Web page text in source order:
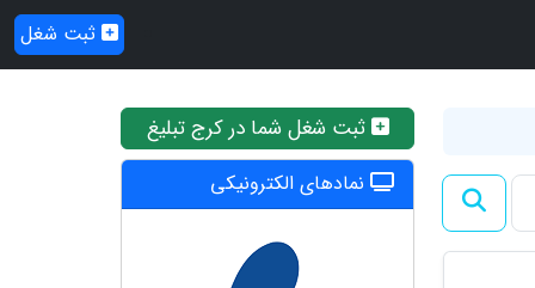
ثبت شغل
ثبت شغل شما در کرج تبلیغ
نمادهای الکترونیکی